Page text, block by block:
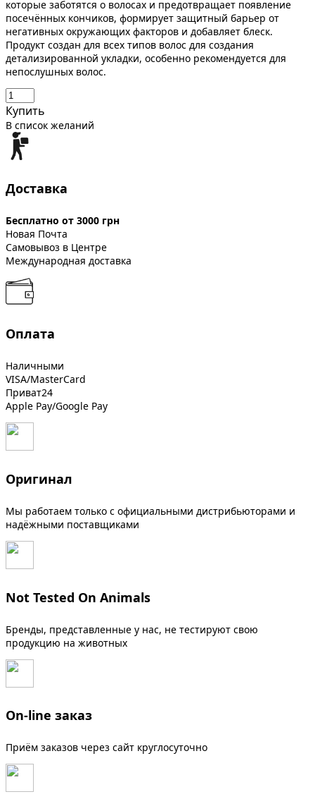
которые заботятся о волосах и предотвращает появление
посечённых кончиков, формирует защитный барьер от
негативных окружающих факторов и добавляет блеск.
Продукт создан для всех типов волос для создания
детализированной укладки, особенно рекомендуется для
непослушных волос.
Купить
В список желаний
Доставка
Бесплатно от 3000 грн
Новая Почта
Самовывоз в Центре
Международная доставка
Оплата
Наличными
VISA/MasterCard
Приват24
Apple Pay/Google Pay
Оригинал
Мы работаем только с официальными дистрибьюторами и
надёжными поставщиками
Not Tested On Animals
Бренды, представленные у нас, не тестируют свою
продукцию на животных
On-line заказ
Приём заказов через сайт круглосуточно